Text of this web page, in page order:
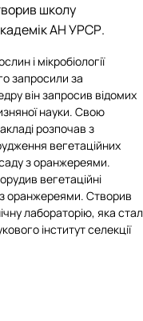
школу
АН УРСР.
і мікробіології
запросили за
він запросив відомих
науки. Свою
розпочав з
вегетаційних
з оранжереями.
вегетаційні
оранжереями. Створив
лабораторію, яка
інститут селекції